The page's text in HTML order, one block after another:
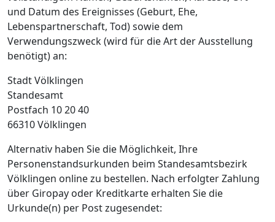
und Datum des Ereignisses (Geburt, Ehe,
Lebenspartnerschaft, Tod) sowie dem
Verwendungszweck (wird für die Art der Ausstellung
benötigt) an:
Stadt Völklingen
Standesamt
Postfach 10 20 40
66310 Völklingen
Alternativ haben Sie die Möglichkeit, Ihre
Personenstandsurkunden beim Standesamtsbezirk
Völklingen online zu bestellen. Nach erfolgter Zahlung
über Giropay oder Kreditkarte erhalten Sie die
Urkunde(n) per Post zugesendet: